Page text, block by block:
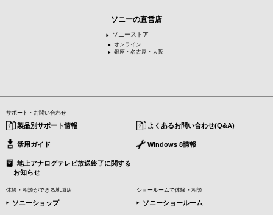
ソニーの直営店
ソニーストア
オンライン
銀座・名古屋・大阪
サポート・お問い合わせ
製品別サポート情報 よくあるお問い合わせ(Q&A)
活用ガイド Windows 8情報
地上アナログテレビ放送終了に関する
お知らせ
体験・相談ができる地域店
ソニーショップ
ショールームで体験・相談
ソニーショールーム